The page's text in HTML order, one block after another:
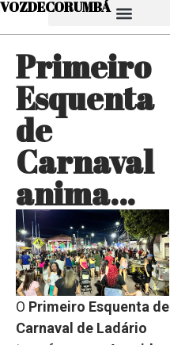
VOZDECORUMBÁ
Primeiro
Esquenta
de
Carnaval
anima…
O Primeiro Esquenta de
Carnaval de Ladário